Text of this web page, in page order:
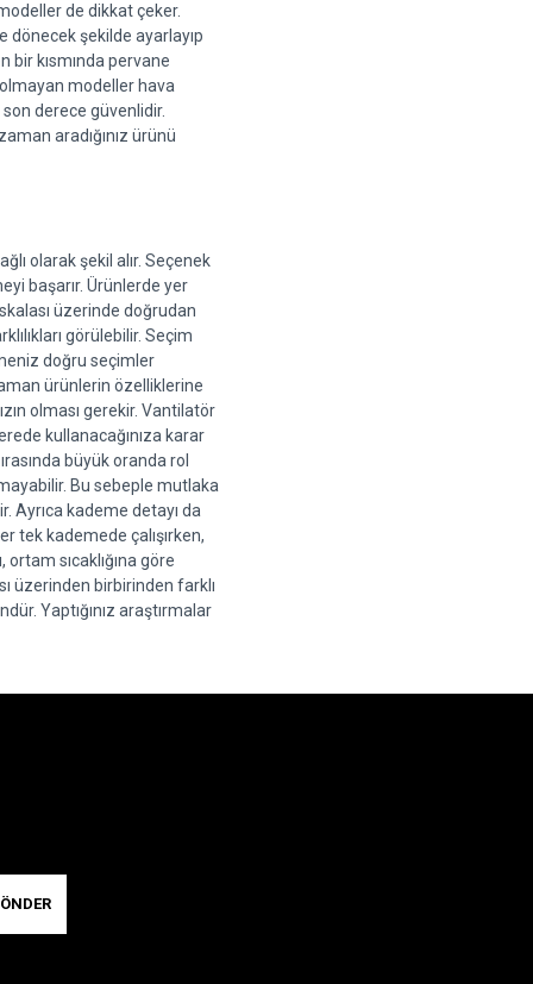
de dikkat çeker.
şekilde ayarlayıp
bir kısmında pervane
modeller hava
son derece güvenlidir.
aradığınız ürünü
olarak şekil alır. Seçenek
başarır. Ürünlerde yer
üzerinde doğrudan
görülebilir. Seçim
doğru seçimler
ürünlerin özelliklerine
olması gerekir. Vantilatör
kullanacağınıza karar
büyük oranda rol
Bu sebeple mutlaka
Ayrıca kademe detayı da
tek kademede çalışırken,
ortam sıcaklığına göre
üzerinden birbirinden farklı
Yaptığınız araştırmalar